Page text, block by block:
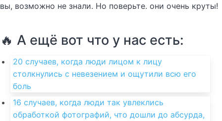
вы, возможно не знали. Но поверьте. они очень круты!
🔥 А ещё вот что у нас есть:
20 случаев, когда люди лицом к лицу
столкнулись с невезением и ощутили всю его
боль
16 случаев, когда люди так увлеклись
обработкой фотографий, что дошли до абсурда,